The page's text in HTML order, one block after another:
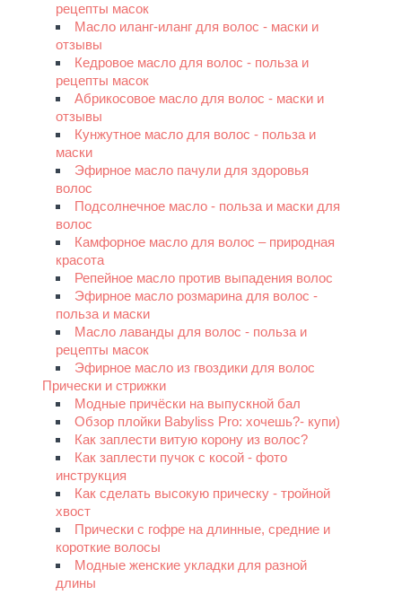
рецепты масок
Масло иланг-иланг для волос - маски и
отзывы
Кедровое масло для волос - польза и
рецепты масок
Абрикосовое масло для волос - маски и
отзывы
Кунжутное масло для волос - польза и
маски
Эфирное масло пачули для здоровья
волос
Подсолнечное масло - польза и маски для
волос
Камфорное масло для волос – природная
красота
Репейное масло против выпадения волос
Эфирное масло розмарина для волос -
польза и маски
Масло лаванды для волос - польза и
рецепты масок
Эфирное масло из гвоздики для волос
Прически и стрижки
Модные причёски на выпускной бал
Обзор плойки Babyliss Pro: хочешь?- купи)
Как заплести витую корону из волос?
Как заплести пучок с косой - фото
инструкция
Как сделать высокую прическу - тройной
хвост
Прически с гофре на длинные, средние и
короткие волосы
Модные женские укладки для разной
длины